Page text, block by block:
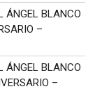
ÁNGEL BLANCO
–
ÁNGEL BLANCO
–